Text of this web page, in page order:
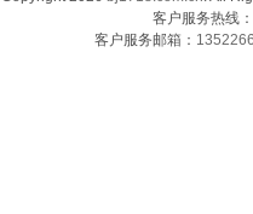
客户服务热线
客户服务邮箱：